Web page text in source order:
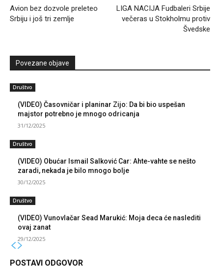
Avion bez dozvole preleteo
Srbiju i još tri zemlje
LIGA NACIJA Fudbaleri Srbije
večeras u Stokholmu protiv
Švedske
Povezane objave
Društvo
(VIDEO) Časovničar i planinar Zijo: Da bi bio uspešan
majstor potrebno je mnogo odricanja
31/12/2025
Društvo
(VIDEO) Obućar Ismail Salković Car: Ahte-vahte se nešto
zaradi, nekada je bilo mnogo bolje
30/12/2025
Društvo
(VIDEO) Vunovlačar Sead Marukić: Moja deca će naslediti
ovaj zanat
29/12/2025
POSTAVI ODGOVOR